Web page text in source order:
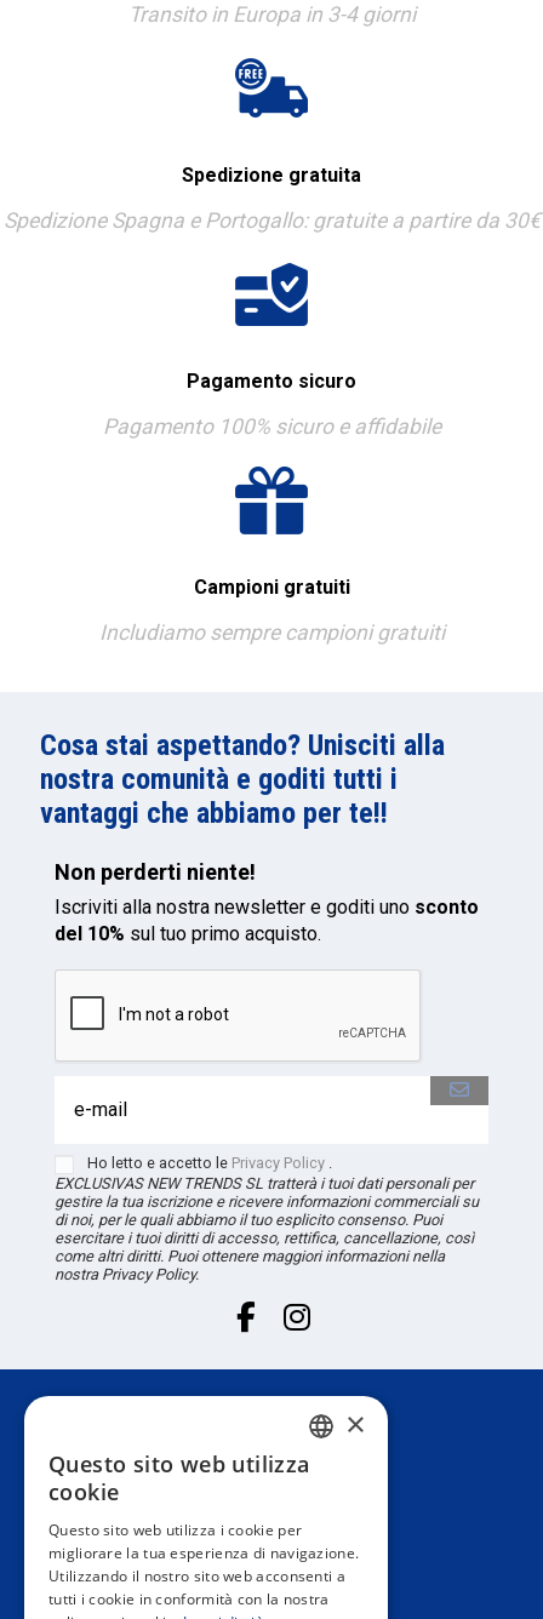
Transito in Europa in 3-4 giorni
Spedizione gratuita
Spedizione Spagna e Portogallo: gratuite a partire da 30€
Pagamento sicuro
Pagamento 100% sicuro e affidabile
Campioni gratuiti
Includiamo sempre campioni gratuiti
Cosa stai aspettando? Unisciti alla
nostra comunità e goditi tutti i
vantaggi che abbiamo per te!!
Non perderti niente!
Iscriviti alla nostra newsletter e goditi uno sconto
del 10% sul tuo primo acquisto.
Ho letto e accetto le Privacy Policy.
EXCLUSIVAS NEW TRENDS SL tratterà i tuoi dati personali per
gestire la tua iscrizione e ricevere informazioni commerciali su
di noi, per le quali abbiamo il tuo esplicito consenso. Puoi
esercitare i tuoi diritti di accesso, rettifica, cancellazione, così
come altri diritti. Puoi ottenere maggiori informazioni nella
nostra Privacy Policy.
Informazione
Area privata
SPANISH
ENGLISH
ITALIAN
×
Questo sito web utilizza
cookie
Questo sito web utilizza i cookie per
migliorare la tua esperienza di navigazione.
Utilizzando il nostro sito web acconsenti a
tutti i cookie in conformità con la nostra